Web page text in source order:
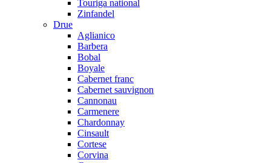
Touriga national
Zinfandel
Drue
Aglianico
Barbera
Bobal
Boyale
Cabernet franc
Cabernet sauvignon
Cannonau
Carmenere
Chardonnay
Cinsault
Cortese
Corvina